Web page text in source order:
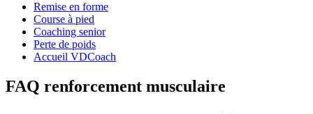
Remise en forme
Course à pied
Coaching senior
Perte de poids
Accueil VDCoach
FAQ renforcement musculaire